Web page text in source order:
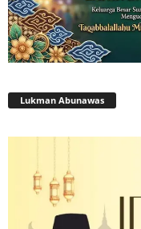
Lukman Abunawas